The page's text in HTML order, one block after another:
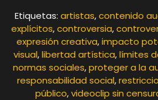
Etiquetas: artistas,contenido
explícitos,controversia,
expresión creativa,impacto
visual,libertad artística,límites
normas sociales,proteger a la
responsabilidad social,
público,videoclip sin